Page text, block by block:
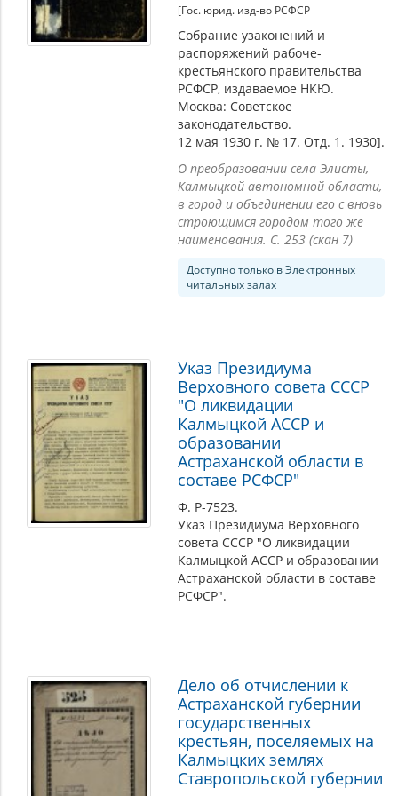
[Гос. юрид. изд-во РСФСР
Собрание узаконений и
распоряжений рабоче-
крестьянского правительства
РСФСР, издаваемое НКЮ.
Москва: Советское
законодательство.
12 мая 1930 г. № 17. Отд. 1. 1930].
О преобразовании села Элисты,
Калмыцкой автономной области,
в город и объединении его с вновь
строющимся городом того же
наименования. С. 253 (скан 7)
Доступно только в Электронных
читальных залах
Указ Президиума
Верховного совета СССР
"О ликвидации
Калмыцкой АССР и
образовании
Астраханской области в
составе РСФСР"
Ф. Р-7523.
Указ Президиума Верховного
совета СССР "О ликвидации
Калмыцкой АССР и образовании
Астраханской области в составе
РСФСР".
Дело об отчислении к
Астраханской губернии
государственных
крестьян, поселяемых на
Калмыцких землях
Ставропольской губернии